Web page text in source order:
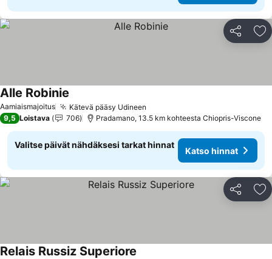
Jaa
Aamiaismajoitus Kätevä pääsy Udineen
Alle Robinie
9,5 Loistava 706 Pradamano, 13.5 km kohteesta Chiopris-Viscone
Valitse päivät nähdäksesi tarkat hinnat
Katso hinnat
Jaa
Relais Russiz Superiore